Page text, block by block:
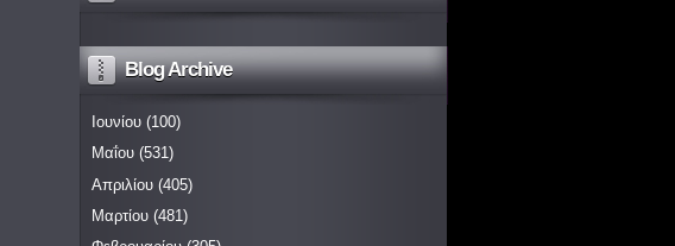
Blog Archive
Ιουνίου (100)
Μαΐου (531)
Απριλίου (405)
Μαρτίου (481)